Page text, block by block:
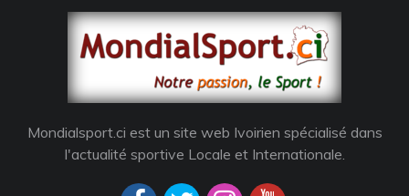
Mondialsport.ci est un site web Ivoirien spécialisé dans
l'actualité sportive Locale et Internationale.